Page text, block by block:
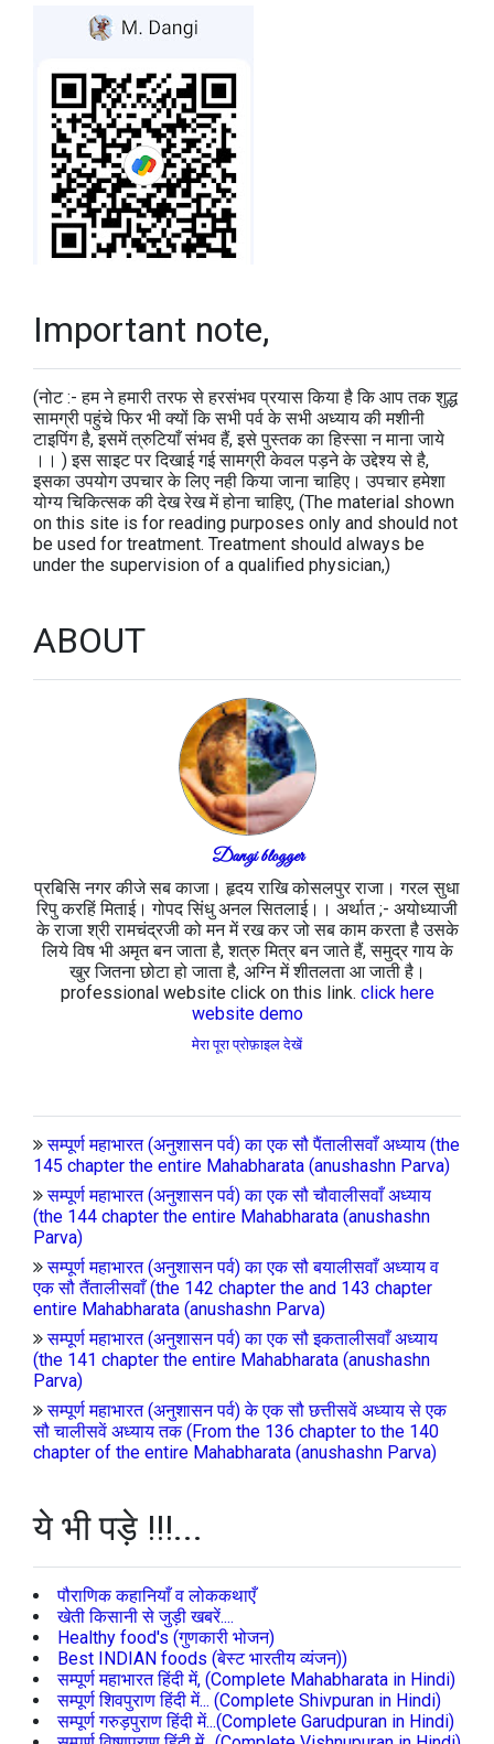
Important note,
(नोट :- हम ने हमारी तरफ से हरसंभव प्रयास किया है कि आप तक शुद्ध
सामग्री पहुंचे फिर भी क्यों कि सभी पर्व के सभी अध्याय की मशीनी
टाइपिंग है, इसमें त्रुटियाँ संभव हैं, इसे पुस्तक का हिस्सा न माना जाये
।। ) इस साइट पर दिखाई गई सामग्री केवल पड़ने के उद्देश्य से है,
इसका उपयोग उपचार के लिए नही किया जाना चाहिए। उपचार हमेशा
योग्य चिकित्सक की देख रेख में होना चाहिए, (The material shown
on this site is for reading purposes only and should not
be used for treatment. Treatment should always be
under the supervision of a qualified physician,)
ABOUT
Dangi blogger
प्रबिसि नगर कीजे सब काजा। हृदय राखि कोसलपुर राजा। गरल सुधा
रिपु करहिं मिताई। गोपद सिंधु अनल सितलाई।। अर्थात ;- अयोध्याजी
के राजा श्री रामचंद्रजी को मन में रख कर जो सब काम करता है उसके
लिये विष भी अमृत बन जाता है, शत्रु मित्र बन जाते हैं, समुद्र गाय के
खुर जितना छोटा हो जाता है, अग्नि में शीतलता आ जाती है।
professional website click on this link. click here
website demo
मेरा पूरा प्रोफ़ाइल देखें
सम्पूर्ण महाभारत (अनुशासन पर्व) का एक सौ पैंतालीसवाँ अध्याय (the
145 chapter the entire Mahabharata (anushashn Parva)
सम्पूर्ण महाभारत (अनुशासन पर्व) का एक सौ चौवालीसवाँ अध्याय
(the 144 chapter the entire Mahabharata (anushashn
Parva)
सम्पूर्ण महाभारत (अनुशासन पर्व) का एक सौ बयालीसवाँ अध्याय व
एक सौ तैंतालीसवाँ (the 142 chapter the and 143 chapter
entire Mahabharata (anushashn Parva)
सम्पूर्ण महाभारत (अनुशासन पर्व) का एक सौ इकतालीसवाँ अध्याय
(the 141 chapter the entire Mahabharata (anushashn
Parva)
सम्पूर्ण महाभारत (अनुशासन पर्व) के एक सौ छत्तीसवें अध्याय से एक
सौ चालीसवें अध्याय तक (From the 136 chapter to the 140
chapter of the entire Mahabharata (anushashn Parva)
ये भी पड़े !!!...
पौराणिक कहानियाँ व लोककथाएँ
खेती किसानी से जुड़ी खबरें....
Healthy food's (गुणकारी भोजन)
Best INDIAN foods (बेस्ट भारतीय व्यंजन))
सम्पूर्ण महाभारत हिंदी में, (Complete Mahabharata in Hindi)
सम्पूर्ण शिवपुराण हिंदी में... (Complete Shivpuran in Hindi)
सम्पूर्ण गरुड़पुराण हिंदी में...(Complete Garudpuran in Hindi)